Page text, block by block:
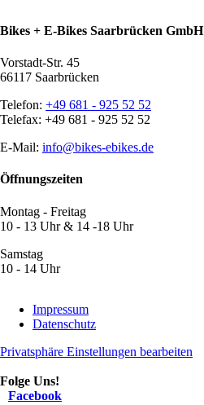
Bikes + E-Bikes Saarbrücken GmbH
Vorstadt-Str. 45
66117 Saarbrücken
Telefon: +49 681 - 925 52 52
Telefax: +49 681 - 925 52 52
E-Mail: info@bikes-ebikes.de
Öffnungszeiten
Montag - Freitag
10 - 13 Uhr & 14 -18 Uhr
Samstag
10 - 14 Uhr
überspringen
Impressum
Datenschutz
Privatsphäre Einstellungen bearbeiten
Folge Uns!
Facebook